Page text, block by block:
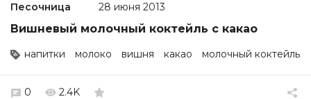
Песочница 28 июня 2013
Вишневый молочный коктейль с какао
напитки молоко вишня какао молочный коктейль
0 2.4K